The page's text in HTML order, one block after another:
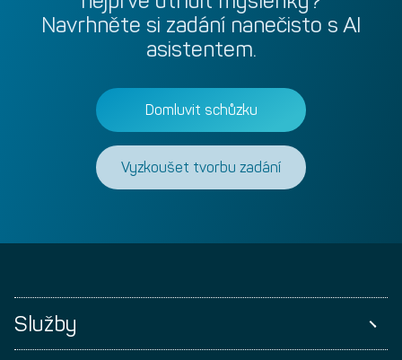
Navrhněte si zadání nanečisto s AI
asistentem.
Domluvit schůzku
Vyzkoušet tvorbu zadání
Služby